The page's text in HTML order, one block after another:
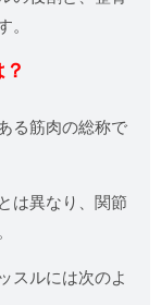
る筋肉の総称で
は異なり、関節
スルには次のよ